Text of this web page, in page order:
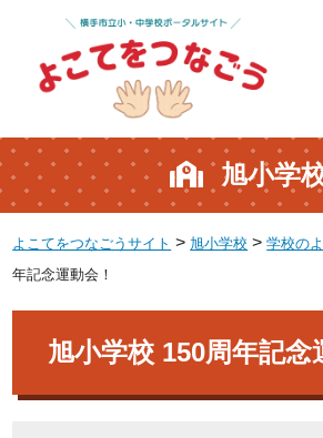
旭小学
よこてをつなごうサイト >旭小学校 >学校の
年記念運動会！
旭小学校 150周年記念